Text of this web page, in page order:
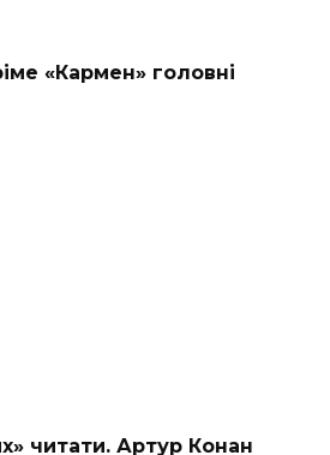
«Кармен» головні
читати. Артур Конан